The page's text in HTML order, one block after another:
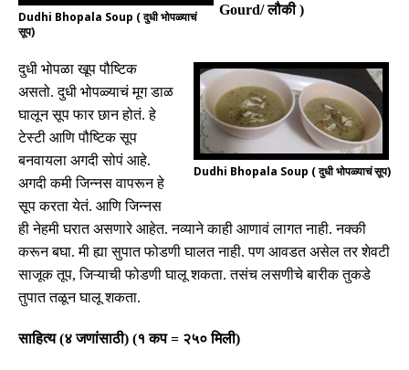
Dudhi Bhopala Soup ( दुधी भोपळ्याचं
सूप)
Dudhi Bhopala Soup ( दुधी भोपळ्याचं सूप)
Gourd/लौकी)
दुधी भोपळा खूप पौष्टिक
असतो.दुधी भोपळ्याचं मूग डाळ
घालून सूप फार छान होतं.हे
टेस्टी आणि पौष्टिक सूप
बनवायला अगदी सोपं आहे.
अगदी कमी जिन्नस वापरून हे
सूप करता येतं. आणि जिन्नस
ही नेहमी घरात असणारे आहेत.नव्याने काही आणावं लागत नाही.नक्की
करून बघा.मी ह्या सुपात फोडणी घालत नाही.पण आवडत असेल तर शेवटी
साजूक तूप,जिऱ्याची फोडणी घालू शकता.तसंच लसणीचे बारीक तुकडे
तुपात तळून घालू शकता.
साहित्य(४ जणांसाठी) (१ कप= २५० मिली)